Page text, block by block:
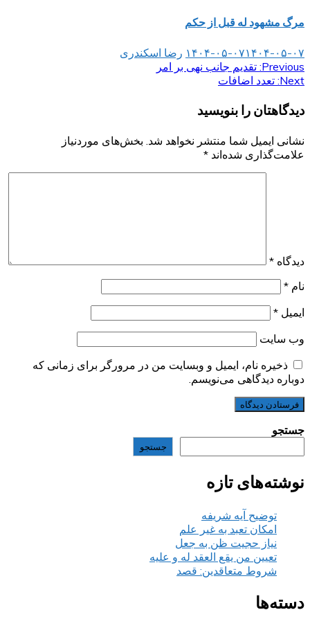
مرگ مشهود له قبل از حکم
۱۴۰۴-۰۵-۰۷۱۴۰۴-۰۵-۰۷ رضا اسکندری
راهبری
Previous: تقدیم جانب نهی بر امر
Next: تعدد اضافات
دیدگاهتان را بنویسید
نشانی ایمیل شما منتشر نخواهد شد. بخش‌های موردنیاز
علامت‌گذاری شده‌اند *
دیدگاه *
نام *
ایمیل *
وب‌ سایت
ذخیره نام، ایمیل و وبسایت من در مرورگر برای زمانی که
دوباره دیدگاهی می‌نویسم.
جستجو
جستجو
نوشته‌های تازه
توضیح آیه شریفه
امکان تعبد به غیر علم
نیاز حجیت ظن به جعل
تعیین من یقع العقد له و علیه
شروط متعاقدین: قصد
دسته‌ها